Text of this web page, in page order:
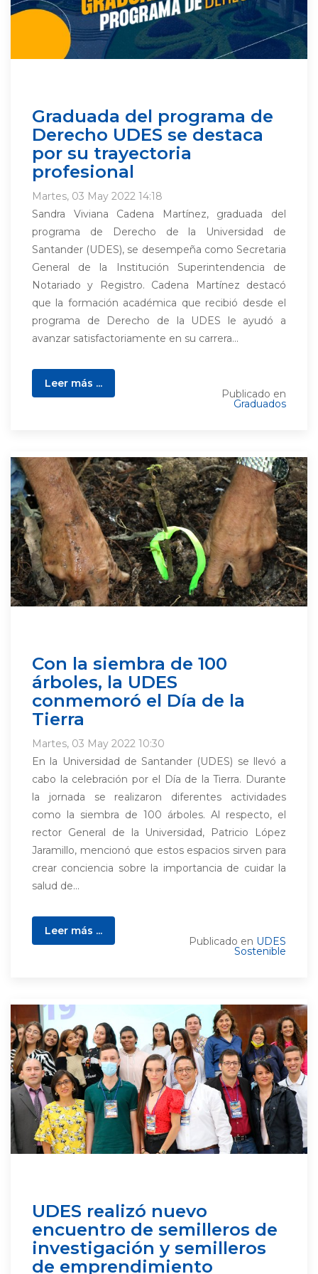
Graduada del programa de
Derecho UDES se destaca
por su trayectoria
profesional
Martes, 03 May 2022 14:18
Sandra Viviana Cadena Martínez, graduada del
programa de Derecho de la Universidad de
Santander (UDES), se desempeña como Secretaria
General de la Institución Superintendencia de
Notariado y Registro. Cadena Martínez destacó
que la formación académica que recibió desde el
programa de Derecho de la UDES le ayudó a
avanzar satisfactoriamente en su carrera...
Leer más ...
Publicado en
Graduados
Con la siembra de 100
árboles, la UDES
conmemoró el Día de la
Tierra
Martes, 03 May 2022 10:30
En la Universidad de Santander (UDES) se llevó a
cabo la celebración por el Día de la Tierra. Durante
la jornada se realizaron diferentes actividades
como la siembra de 100 árboles. Al respecto, el
rector General de la Universidad, Patricio López
Jaramillo, mencionó que estos espacios sirven para
crear conciencia sobre la importancia de cuidar la
salud de...
Leer más ...
Publicado en UDES
Sostenible
UDES realizó nuevo
encuentro de semilleros de
investigación y semilleros
de emprendimiento